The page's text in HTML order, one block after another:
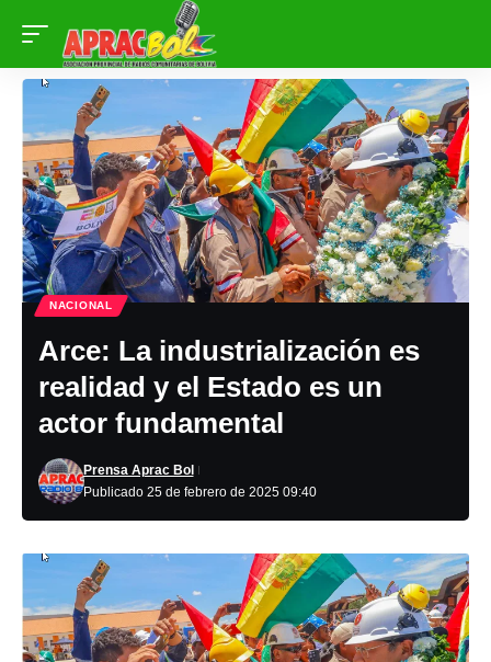
NACIONAL
Arce: La industrialización es
realidad y el Estado es un
actor fundamental
Publicado 25 de febrero de 2025 09:40
Prensa Aprac Bol